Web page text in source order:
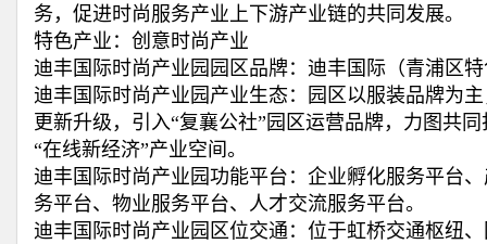
务，促进时尚服务产业上下游产业链的共同发展。
特色产业：创意时尚产业
迪丰国际时尚产业园园区品牌：迪丰国际（青浦区
迪丰国际时尚产业园产业生态：园区以服装品牌为
更新升级，引入“复襄公社”园区运营品牌，力图共
“在线新经济”产业空间。
迪丰国际时尚产业园功能平台：企业孵化服务平台
务平台、物业服务平台、人才交流服务平台。
迪丰国际时尚产业园区位交通：位于虹桥交通枢纽